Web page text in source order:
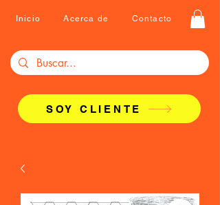
Inicio Acerca de Contacto
SOY CLIENTE